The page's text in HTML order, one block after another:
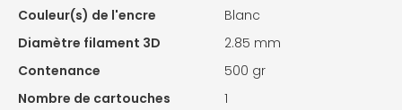
Couleur(s) de l'encre
Blanc
Diamètre filament 3D
2.85 mm
Contenance
500 gr
Nombre de cartouches
1